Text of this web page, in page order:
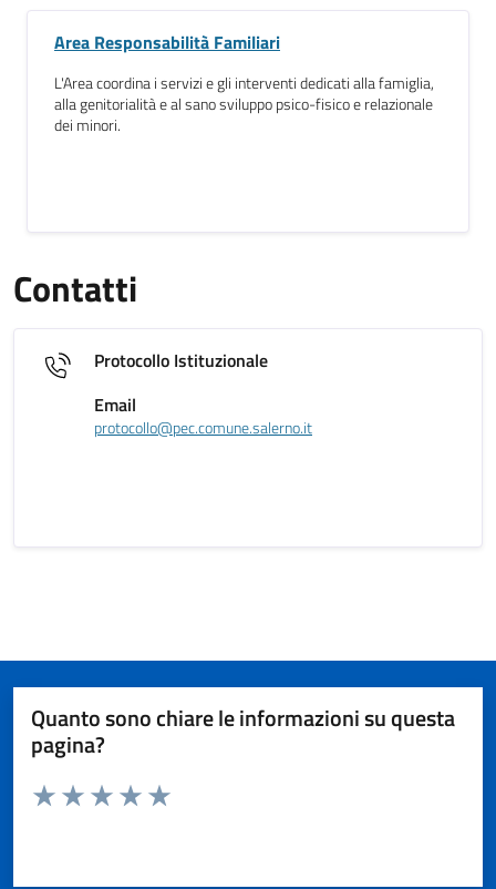
Area Responsabilità Familiari
L'Area coordina i servizi e gli interventi dedicati alla famiglia,
alla genitorialità e al sano sviluppo psico-fisico e relazionale
dei minori.
Contatti
Protocollo Istituzionale
Email
protocollo@pec.comune.salerno.it
Quanto sono chiare le informazioni su questa
pagina?
Valuta da 1 a 5 stelle la pagina